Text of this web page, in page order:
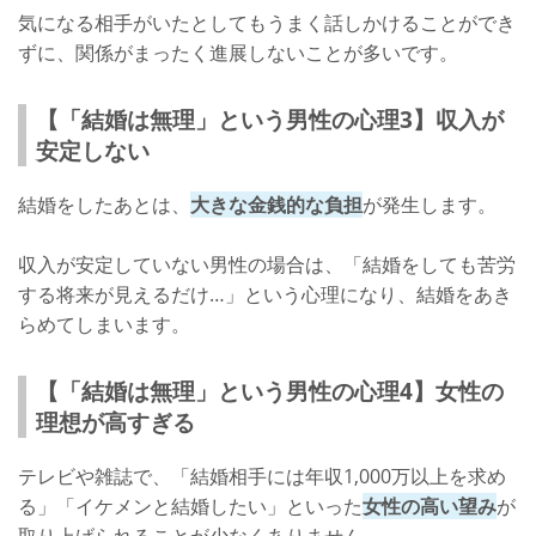
気になる相手がいたとしてもうまく話しかけることができ
ずに、関係がまったく進展しないことが多いです。
【「結婚は無理」という男性の心理3】収入が
安定しない
結婚をしたあとは、 大きな金銭的な負担が発生します。
収入が安定していない男性の場合は、「結婚をしても苦労
する将来が見えるだけ…」という心理になり、結婚をあき
らめてしまいます。
【「結婚は無理」という男性の心理4】女性の
理想が高すぎる
テレビや雑誌で、「結婚相手には年収1,000万以上を求め
る」「イケメンと結婚したい」といった女性の高い望みが